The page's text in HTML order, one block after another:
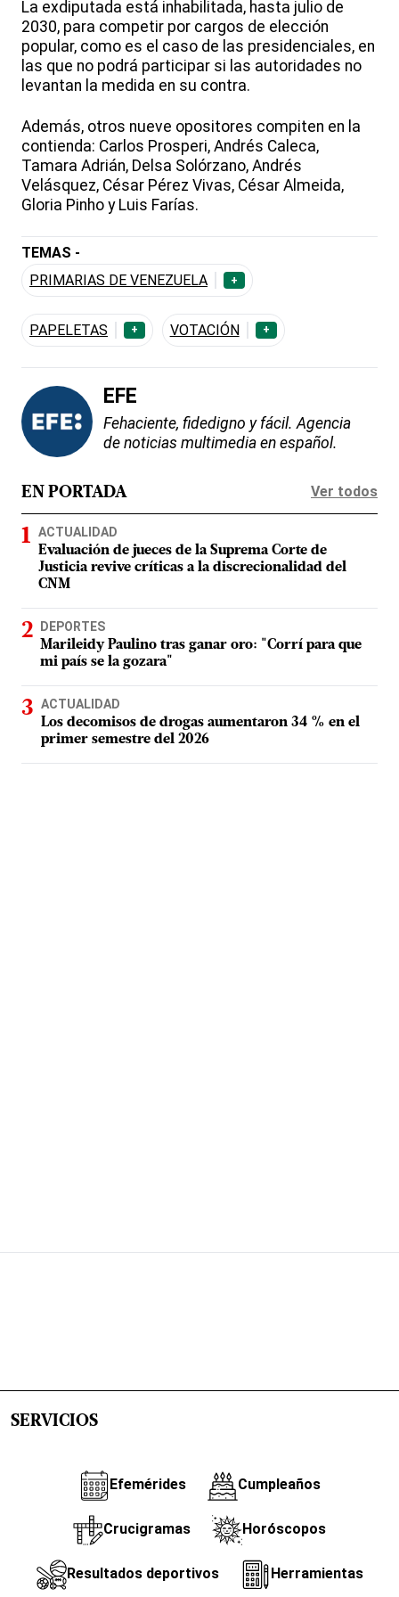
La exdiputada está inhabilitada, hasta julio de
2030, para competir por cargos de elección
popular, como es el caso de las presidenciales, en
las que no podrá participar si las autoridades no
levantan la medida en su contra.
Además, otros nueve opositores compiten en la
contienda: Carlos Prosperi, Andrés Caleca,
Tamara Adrián, Delsa Solórzano, Andrés
Velásquez, César Pérez Vivas, César Almeida,
Gloria Pinho y Luis Farías.
TEMAS -
PRIMARIAS DE VENEZUELA
+
PAPELETAS + VOTACIÓN +
EFE
Fehaciente, fidedigno y fácil. Agencia
de noticias multimedia en español.
EN PORTADA Ver todos
ACTUALIDAD
Evaluación de jueces de la Suprema Corte de
Justicia revive críticas a la discrecionalidad del
CNM
DEPORTES
Marileidy Paulino tras ganar oro: "Corrí para que
mi país se la gozara"
ACTUALIDAD
Los decomisos de drogas aumentaron 34 % en el
primer semestre del 2026
SERVICIOS
Efemérides Cumpleaños
Crucigramas Horóscopos
Resultados deportivos Herramientas